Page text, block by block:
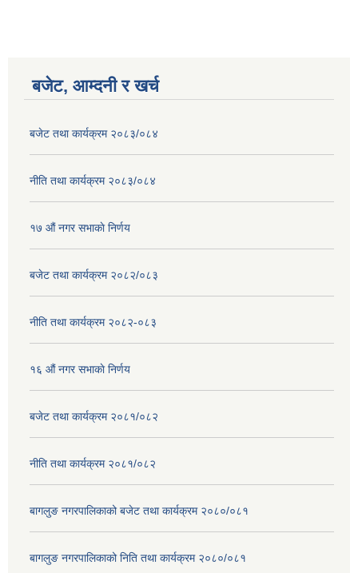
बजेट, आम्दनी र खर्च
बजेट तथा कार्यक्रम २०८३/०८४
नीति तथा कार्यक्रम २०८३/०८४
१७ ‌‍औं नगर सभाकाे निर्णय
बजेट तथा कार्यक्रम २०८२/०८३
नीति तथा कार्यक्रम २०८२-०८३
१६ ‌औं नगर सभाकाे निर्णय
बजेट तथा कार्यक्रम २०८१/०८२
नीति तथा कार्यक्रम २०८१/०८२
बागलुङ नगरपालिकाको बजेट तथा कार्यक्रम २०८०/०८१
बागलुङ नगरपालिकाको निति तथा कार्यक्रम २०८०/०८१